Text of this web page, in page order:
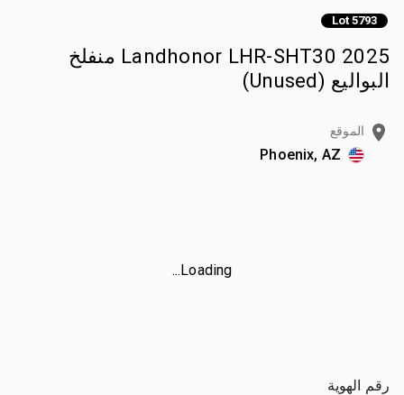
Lot 5793
2025 Landhonor LHR-SHT30 منفلخ
البواليع (Unused)
الموقع
Phoenix, AZ
Loading...
رقم الهوية